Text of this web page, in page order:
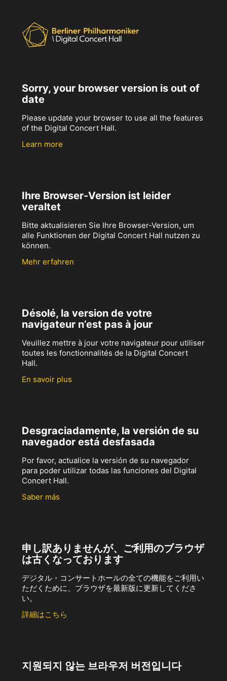
Sorry, your browser version is out of
date
Please update your browser to use all the features
of the Digital Concert Hall.
Learn more
Ihre Browser-Version ist leider
veraltet
Bitte aktualisieren Sie Ihre Browser-Version, um
alle Funktionen der Digital Concert Hall nutzen zu
können.
Mehr erfahren
Désolé, la version de votre
navigateur n’est pas à jour
Veuillez mettre à jour votre navigateur pour utiliser
toutes les fonctionnalités de la Digital Concert
Hall.
En savoir plus
Desgraciadamente, la versión de su
navegador está desfasada
Por favor, actualice la versión de su navegador
para poder utilizar todas las funciones del Digital
Concert Hall.
Saber más
申し訳ありませんが、ご利用のブラウザ
は古くなっております
デジタル・コンサートホールの全ての機能をご利用い
ただくために、ブラウザを最新版に更新してくださ
い。
詳細はこちら
지원되지 않는 브라우저 버전입니다